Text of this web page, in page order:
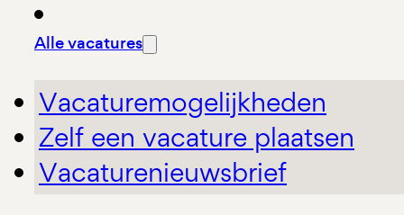
Alle vacatures
Vacaturemogelijkheden
Zelf een vacature plaatsen
Vacaturenieuwsbrief